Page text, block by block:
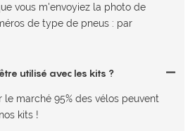
vous m'envoyiez la photo de
de type de pneus : par
utilisé avec les kits ?
le marché 95% des vélos peuvent
kits !